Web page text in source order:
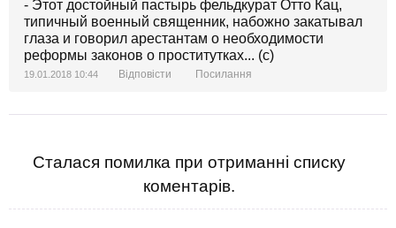
- Этот достойный пастырь фельдкурат Отто Кац,
типичный военный священник, набожно закатывал
глаза и говорил арестантам о необходимости
реформы законов о проститутках... (с)
19.01.2018 10:44 Відповісти Посилання
Сталася помилка при отриманні списку
коментарів.